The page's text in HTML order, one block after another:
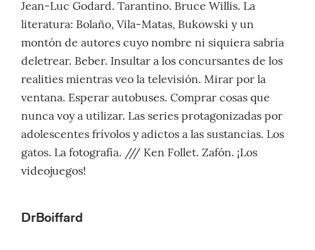
Jean-Luc Godard. Tarantino. Bruce Willis. La
literatura: Bolaño, Vila-Matas, Bukowski y un
montón de autores cuyo nombre ni siquiera sabría
deletrear. Beber. Insultar a los concursantes de los
realities mientras veo la televisión. Mirar por la
ventana. Esperar autobuses. Comprar cosas que
nunca voy a utilizar. Las series protagonizadas por
adolescentes frívolos y adictos a las sustancias. Los
gatos. La fotografía. /// Ken Follet. Zafón. ¡Los
videojuegos!
DrBoiffard